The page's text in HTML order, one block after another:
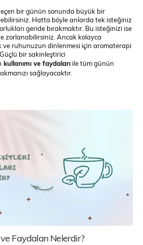
bir günün sonunda büyük bir
Hatta böyle anlarda tek isteğiniz
geride bırakmaktır. Bu isteğinizi ise
zorlanabilirsiniz. Ancak kolayca
ve ruhunuzun dinlenmesi için aromaterapi
bir sakinleştirici
kullanımı ve faydaları ile tüm günün
sağlayacaktır.
Faydaları Nelerdir?